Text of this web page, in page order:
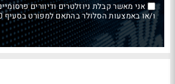
אני מאשר קבלת ניוזלטרים ודיוורים
ו/או באמצעות הסלולר בהתאם למפורט בסעיף 10 בתנאי השימוש